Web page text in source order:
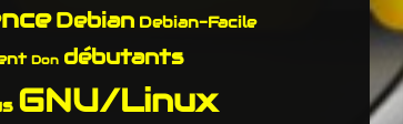
Debian Debian-Facile
Don débutants
GNU/Linux